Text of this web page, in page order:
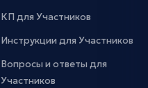
КП для Участников
Инструкции для Участников
Вопросы и ответы для
Участников